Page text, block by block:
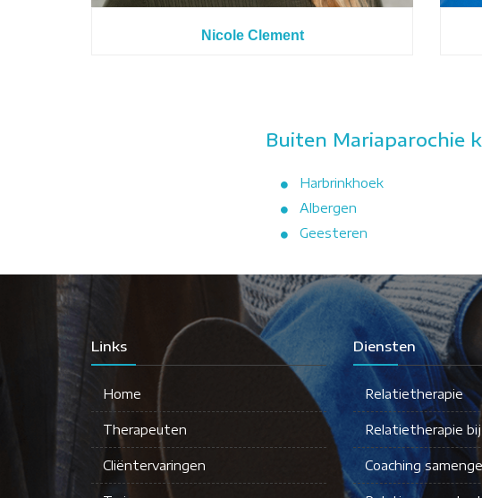
Nicole Clement
Buiten Mariaparochie
Harbrinkhoek
Albergen
Geesteren
Links
Home
Therapeuten
Cliëntervaringen
Diensten
Relatietherapie
Relatietherapie
Coaching